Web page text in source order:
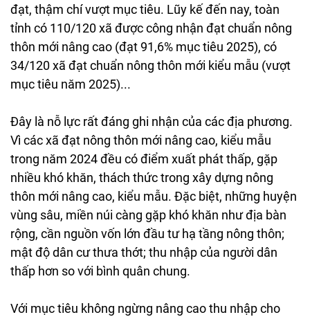
đạt, thậm chí vượt mục tiêu. Lũy kế đến nay, toàn
tỉnh có 110/120 xã được công nhận đạt chuẩn nông
thôn mới nâng cao (đạt 91,6% mục tiêu 2025), có
34/120 xã đạt chuẩn nông thôn mới kiểu mẫu (vượt
mục tiêu năm 2025)...
Đây là nỗ lực rất đáng ghi nhận của các địa phương.
Vì các xã đạt nông thôn mới nâng cao, kiểu mẫu
trong năm 2024 đều có điểm xuất phát thấp, gặp
nhiều khó khăn, thách thức trong xây dựng nông
thôn mới nâng cao, kiểu mẫu. Đặc biệt, những huyện
vùng sâu, miền núi càng gặp khó khăn như địa bàn
rộng, cần nguồn vốn lớn đầu tư hạ tầng nông thôn;
mật độ dân cư thưa thớt; thu nhập của người dân
thấp hơn so với bình quân chung.
Với mục tiêu không ngừng nâng cao thu nhập cho